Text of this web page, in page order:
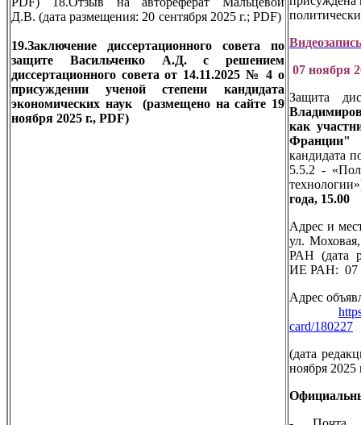
Д.В. (дата размещения: 20 сентября 2025 г.; PDF)
19.Заключение диссертационного совета по
защите Васильченко А.Д. с решением
диссертационного совета от 14.11.2025 № 4 о
присуждении ученой степени кандидата
экономических наук
(размещено на сайте 19
ноября 2025 г., PDF)
Видеозапись
07 ноября
Защита
как
Франции"
кандидата
5.5.2 -
года, 15.00
Адрес и
ул.
РАН (дата
ИЕ РАН: 07
Адрес
card/180227
(дата
ноября 2025